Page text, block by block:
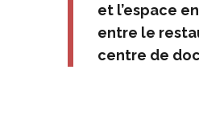
et l’espace
entre le
centre de